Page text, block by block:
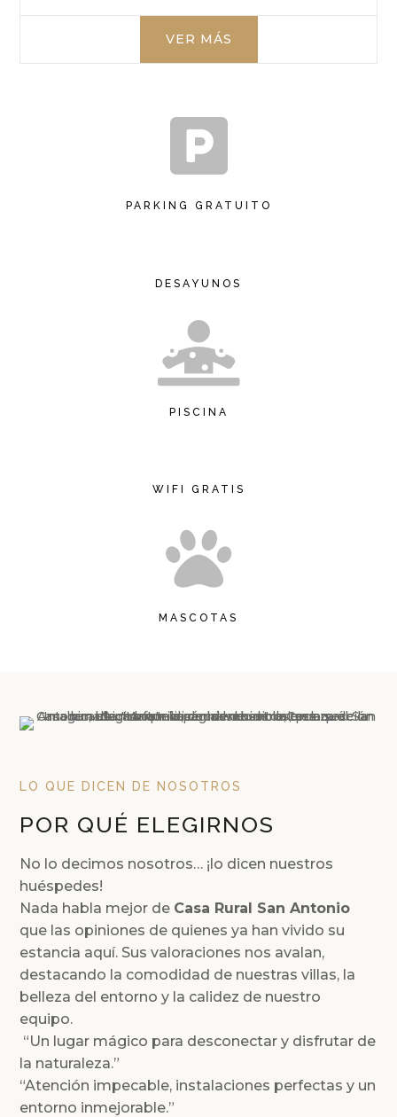
VER MÁS

PARKING GRATUITO
DESAYUNOS

PISCINA
WIFI GRATIS

MASCOTAS
LO QUE DICEN DE NOSOTROS
POR QUÉ ELEGIRNOS
No lo decimos nosotros… ¡lo dicen nuestros
huéspedes!
Nada habla mejor de Casa Rural San Antonio
que las opiniones de quienes ya han vivido su
estancia aquí. Sus valoraciones nos avalan,
destacando la comodidad de nuestras villas, la
belleza del entorno y la calidez de nuestro
equipo.
“Un lugar mágico para desconectar y disfrutar de
la naturaleza.”
“Atención impecable, instalaciones perfectas y un
entorno inmejorable.”